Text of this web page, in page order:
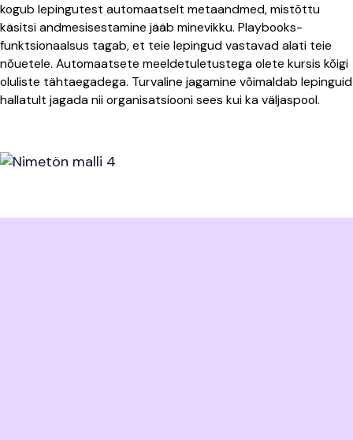
kogub lepingutest automaatselt metaandmed, mistõttu
käsitsi andmesisestamine jääb minevikku. Playbooks-
funktsionaalsus tagab, et teie lepingud vastavad alati teie
nõuetele. Automaatsete meeldetuletustega olete kursis kõigi
oluliste tähtaegadega. Turvaline jagamine võimaldab lepinguid
hallatult jagada nii organisatsiooni sees kui ka väljaspool.